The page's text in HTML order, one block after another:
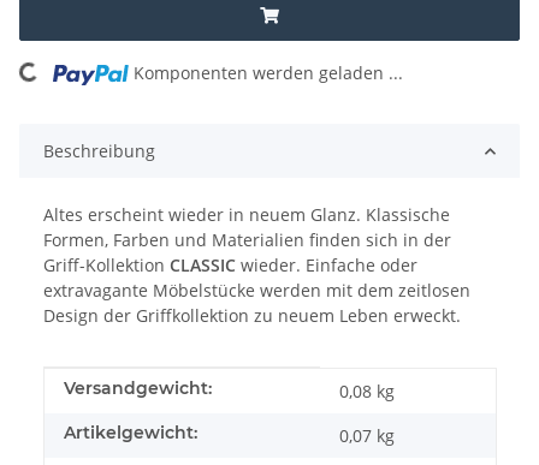
Komponenten werden geladen ...
Beschreibung
Altes erscheint wieder in neuem Glanz. Klassische
Formen, Farben und Materialien finden sich in der
Griff-Kollektion CLASSIC wieder. Einfache oder
extravagante Möbelstücke werden mit dem zeitlosen
Design der Griffkollektion zu neuem Leben erweckt.
Produkteigenschaft
Wert
Versandgewicht: 0,08 kg
Artikelgewicht: 0,07 kg